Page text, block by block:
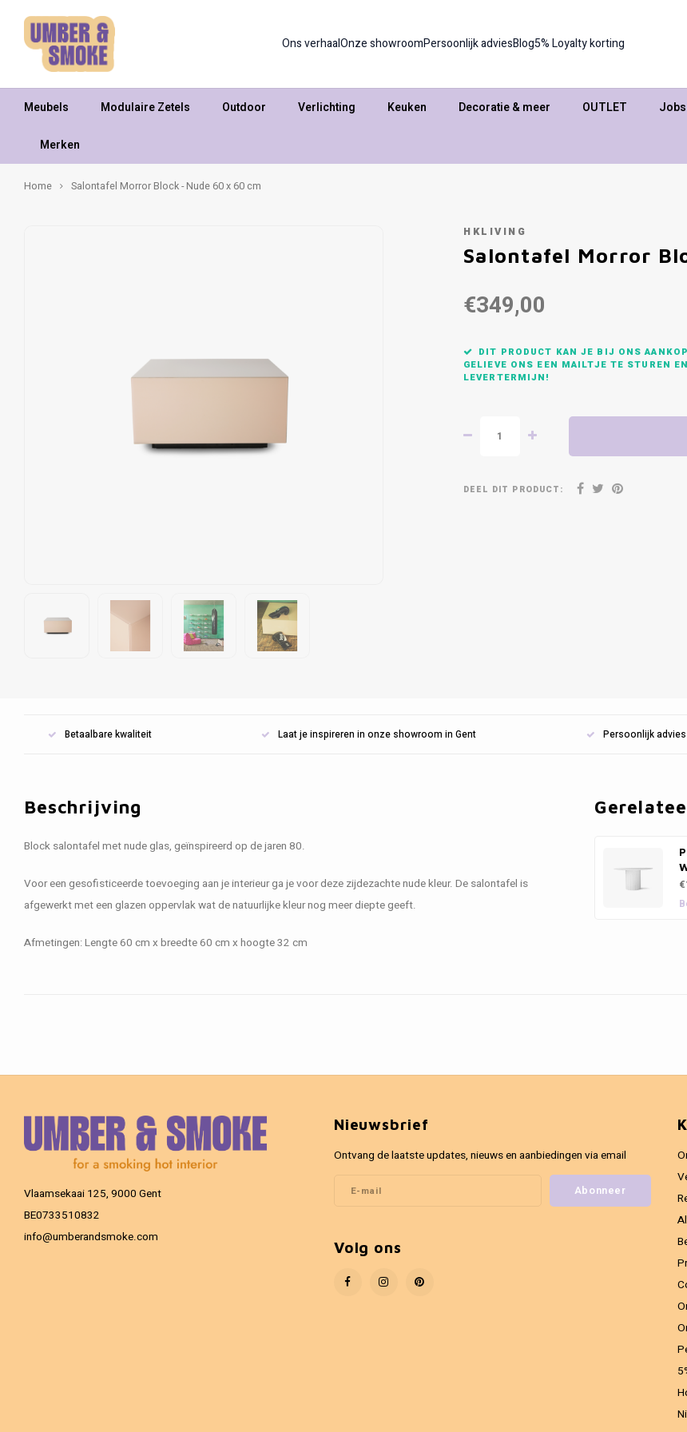
Ons verhaalOnze showroomPersoonlijk adviesBlog5% Loyalty korting
Meubels Modulaire Zetels Outdoor Verlichting Keuken Decoratie & meer OUTLET Jobs
Merken
Home Salontafel Morror Block - Nude 60 x 60 cm
HKLIVING
Salontafel Morror
€349,00
DIT PRODUCT KAN JE BIJ ONS
GELIEVE ONS EEN MAILTJE TE STUREN
LEVERTERMIJN!
DEEL DIT PRODUCT:
Betaalbare kwaliteit Laat je inspireren in onze showroom in Gent Persoonlijk advies
Beschrijving
Block salontafel met nude glas, geïnspireerd op de jaren 80.
Voor een gesofisticeerde toevoeging aan je interieur ga je voor deze zijdezachte nude kleur. De salontafel is
afgewerkt met een glazen oppervlak wat de natuurlijke kleur nog meer diepte geeft.
Afmetingen: Lengte 60 cm x breedte 60 cm x hoogte 32 cm
Vlaamsekaai 125, 9000 Gent
BE0733510832
info@umberandsmoke.com
Nieuwsbrief
Ontvang de laatste updates, nieuws en aanbiedingen via email
Abonneer
Volg ons